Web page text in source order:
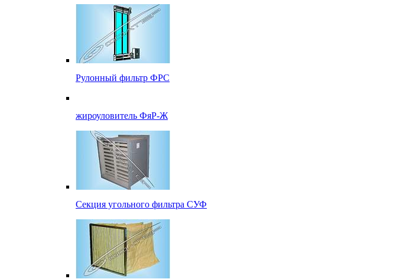
Рулонный фильтр ФРС
жироуловитель ФяР-Ж
Секция угольного фильтра СУФ